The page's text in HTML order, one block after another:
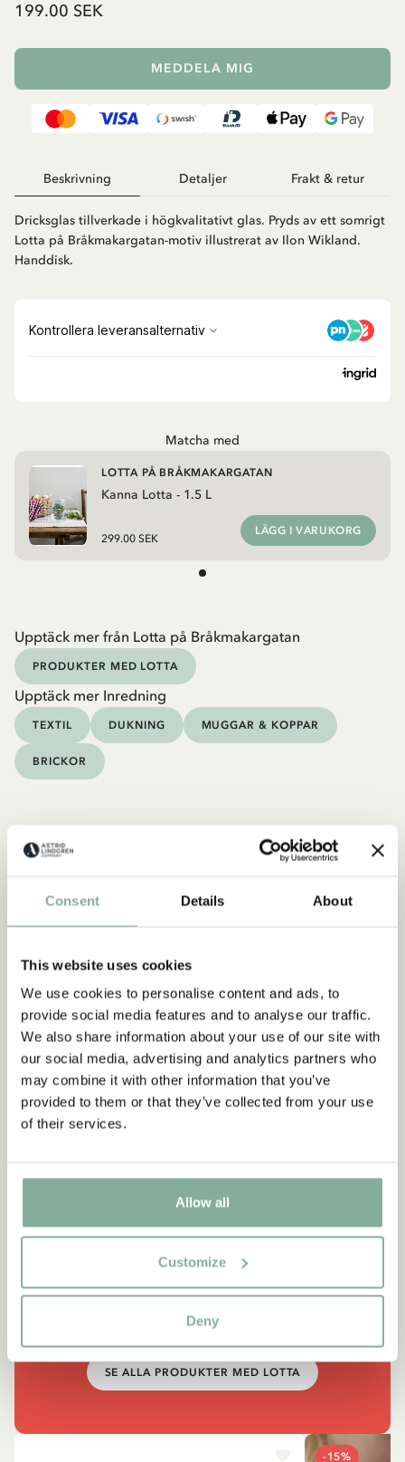
Consent Details About
This website uses cookies
We use cookies to personalise content and ads, to
provide social media features and to analyse our traffic.
We also share information about your use of our site with
our social media, advertising and analytics partners who
may combine it with other information that you’ve
provided to them or that they’ve collected from your use
of their services.
Allow all
Customize
Deny
199.00 SEK
MEDDELA MIG
Beskrivning Detaljer Frakt & retur
Dricksglas tillverkade i högkvalitativt glas. Pryds av ett somrigt
Lotta på Bråkmakargatan-motiv illustrerat av Ilon Wikland.
Handdisk.
Matcha med
Kanna Lotta - 1.5 L
LOTTA PÅ BRÅKMAKARGATAN
299.00 SEK
LÄGG I VARUKORG
Upptäck mer från Lotta på Bråkmakargatan
PRODUKTER MED LOTTA
Upptäck mer Inredning
TEXTIL DUKNING MUGGAR & KOPPAR
BRICKOR
“Det är konstigt med mej. Jag
kan så mycket!”
Lotta, ur Visst kan Lotta nästan allting
SE ALLA PRODUKTER MED LOTTA
-15%